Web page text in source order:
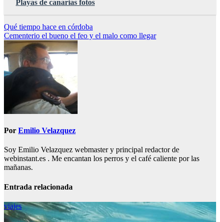
Playas de canarias fotos
Navegación
de
entradas
Qué tiempo hace en córdoba
Cementerio el bueno el feo y el malo como llegar
Por Emilio Velazquez
Soy Emilio Velazquez webmaster y principal redactor de
webinstant.es . Me encantan los perros y el café caliente por las
mañanas.
Entrada relacionada
viajes